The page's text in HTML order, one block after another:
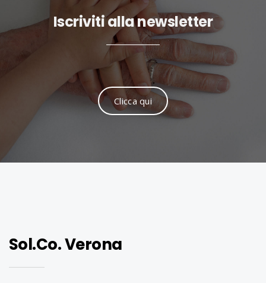
Iscriviti alla newsletter
Clicca qui
Sol.Co. Verona